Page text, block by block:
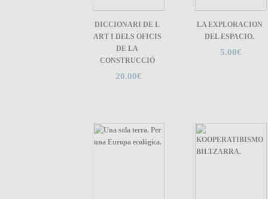
DICCIONARI DE L
ART I DELS OFICIS
DE LA
CONSTRUCCIÓ
20.00€
LA EXPLORACION
DEL ESPACIO.
5.00€